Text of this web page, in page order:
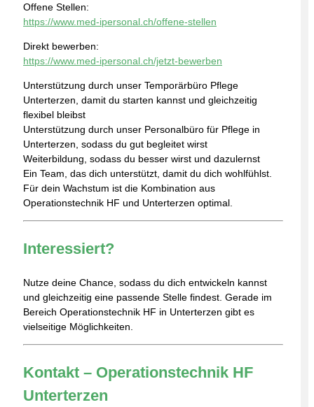
Offene Stellen:
https://www.med-ipersonal.ch/offene-stellen
Direkt bewerben:
https://www.med-ipersonal.ch/jetzt-bewerben
Unterstützung durch unser Temporärbüro Pflege
Unterterzen, damit du starten kannst und gleichzeitig
flexibel bleibst
Unterstützung durch unser Personalbüro für Pflege in
Unterterzen, sodass du gut begleitet wirst
Weiterbildung, sodass du besser wirst und dazulernst
Ein Team, das dich unterstützt, damit du dich wohlfühlst.
Für dein Wachstum ist die Kombination aus
Operationstechnik HF und Unterterzen optimal.
Interessiert?
Nutze deine Chance, sodass du dich entwickeln kannst
und gleichzeitig eine passende Stelle findest. Gerade im
Bereich Operationstechnik HF in Unterterzen gibt es
vielseitige Möglichkeiten.
Kontakt – Operationstechnik HF
Unterterzen